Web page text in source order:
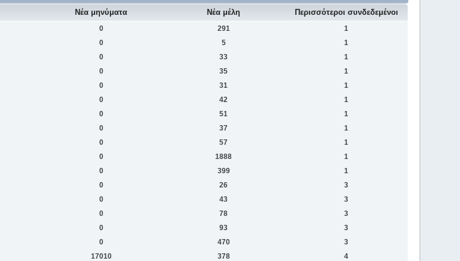
Νέα μηνύματα Νέα μέλη Περισσότεροι συνδεδεμένοι
0 291
1
0 5
1
0 33
1
0 35
1
0 31
1
0 42
1
0 51
1
0 37
1
0 57
1
0 1888
1
0 399
1
0 26
3
0 43
3
0 78
3
0 93
3
0 470
3
17010 378
4